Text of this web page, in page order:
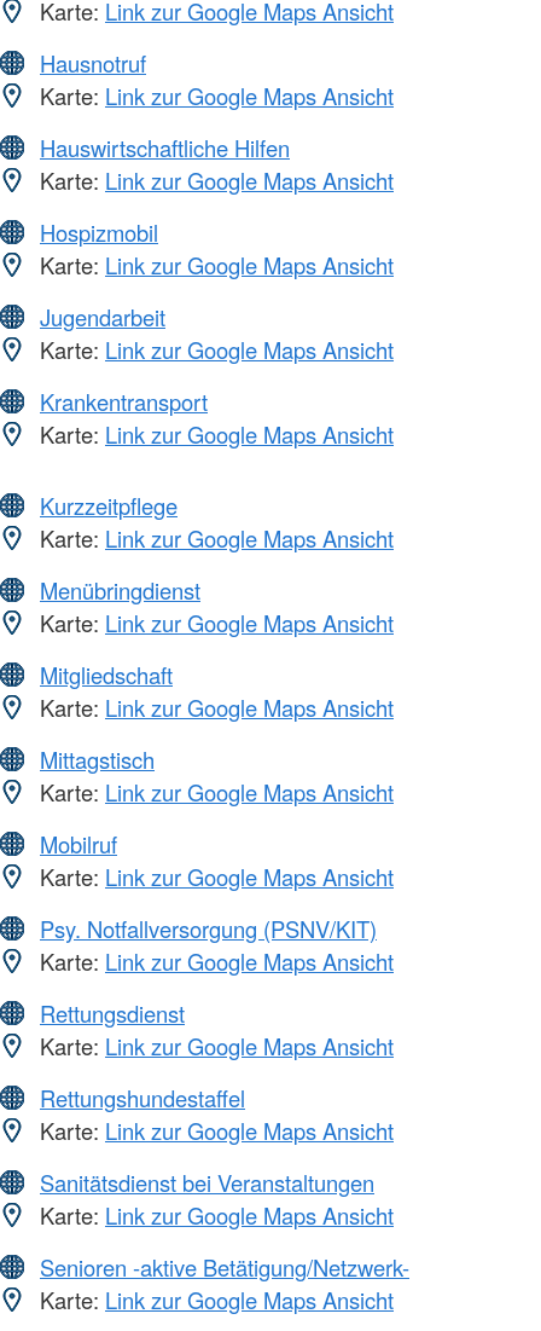
Karte: Link zur Google Maps Ansicht
Hausnotruf
Karte: Link zur Google Maps Ansicht
Hauswirtschaftliche Hilfen
Karte: Link zur Google Maps Ansicht
Hospizmobil
Karte: Link zur Google Maps Ansicht
Jugendarbeit
Karte: Link zur Google Maps Ansicht
Krankentransport
Karte: Link zur Google Maps Ansicht
Kurzzeitpflege
Karte: Link zur Google Maps Ansicht
Menübringdienst
Karte: Link zur Google Maps Ansicht
Mitgliedschaft
Karte: Link zur Google Maps Ansicht
Mittagstisch
Karte: Link zur Google Maps Ansicht
Mobilruf
Karte: Link zur Google Maps Ansicht
Psy. Notfallversorgung (PSNV/KIT)
Karte: Link zur Google Maps Ansicht
Rettungsdienst
Karte: Link zur Google Maps Ansicht
Rettungshundestaffel
Karte: Link zur Google Maps Ansicht
Sanitätsdienst bei Veranstaltungen
Karte: Link zur Google Maps Ansicht
Senioren -aktive Betätigung/Netzwerk-
Karte: Link zur Google Maps Ansicht